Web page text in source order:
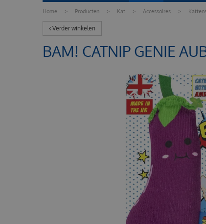
Home > Producten > Kat > Accessoires >
Verder winkelen
BAM! CATNIP GENIE